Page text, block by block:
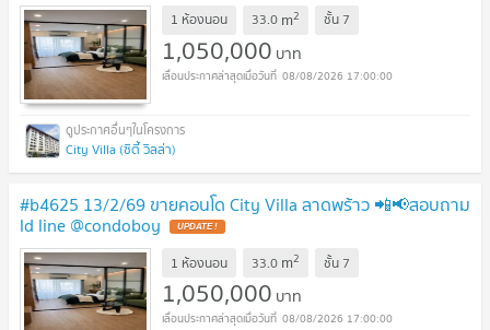
1 ห้องนอน 33.0 m2 ชั้น 7
1,050,000 บาท
08/08/2026 17:00:00
City Villa (ซิตี้ วิลล่า)
#b4625 13/2/69 ขายคอนโด City Villa ลาดพร้าว 📲📢สอบถาม
ld line @condoboy UPDATE !
1 ห้องนอน 33.0 m2 ชั้น 7
1,050,000 บาท
08/08/2026 17:00:00